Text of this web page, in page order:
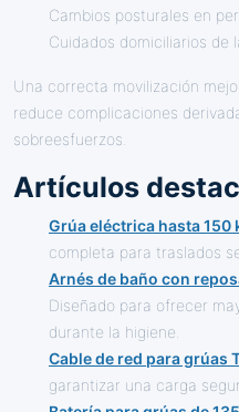
Cambios posturales en
Cuidados domiciliarios de
Una correcta movilización
reduce complicaciones
sobreesfuerzos.
Artículos
Grúa eléctrica hasta
completa para traslados
Arnés de baño con
Diseñado para ofrecer
durante la higiene.
Cable de red para grúas
garantizar una carga